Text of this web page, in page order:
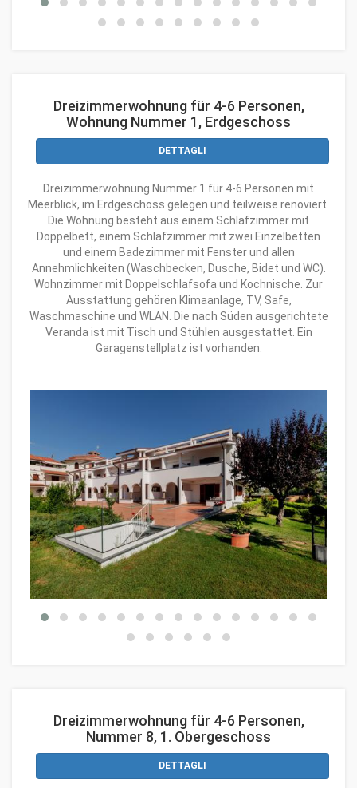
Dreizimmerwohnung für 4-6 Personen,
Wohnung Nummer 1, Erdgeschoss
DETTAGLI
Dreizimmerwohnung Nummer 1 für 4-6 Personen mit
Meerblick, im Erdgeschoss gelegen und teilweise renoviert.
Die Wohnung besteht aus einem Schlafzimmer mit
Doppelbett, einem Schlafzimmer mit zwei Einzelbetten
und einem Badezimmer mit Fenster und allen
Annehmlichkeiten (Waschbecken, Dusche, Bidet und WC).
Wohnzimmer mit Doppelschlafsofa und Kochnische. Zur
Ausstattung gehören Klimaanlage, TV, Safe,
Waschmaschine und WLAN. Die nach Süden ausgerichtete
Veranda ist mit Tisch und Stühlen ausgestattet. Ein
Garagenstellplatz ist vorhanden.
Dreizimmerwohnung für 4-6 Personen,
Nummer 8, 1. Obergeschoss
DETTAGLI